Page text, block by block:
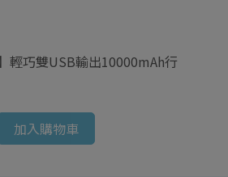
輕巧雙USB輸出10000mAh行
加入購物車